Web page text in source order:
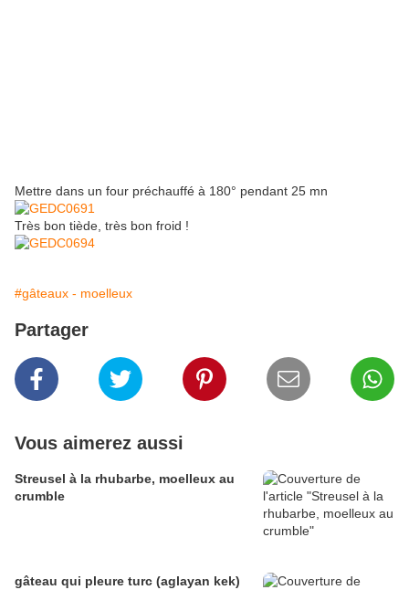
Mettre dans un four préchauffé à 180° pendant 25 mn
Très bon tiède, très bon froid !
#gâteaux - moelleux
Partager
Vous aimerez aussi
Streusel à la rhubarbe, moelleux au
crumble
gâteau qui pleure turc (aglayan kek)